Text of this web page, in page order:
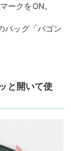
ークをON。
バッグ「バゴン
と開いて使